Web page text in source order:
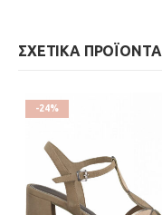
ΣΧΕΤΙΚΑ ΠΡΟΪΟΝΤΑ
-24%